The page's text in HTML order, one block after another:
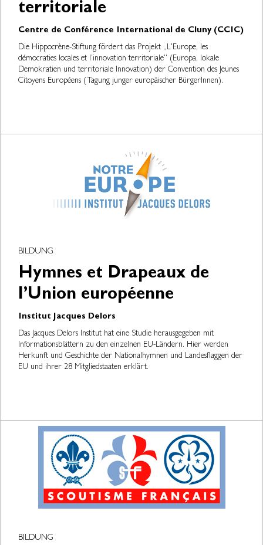
territoriale
Centre de Conférence International de Cluny (CCIC)
Die Hippocrène-Stiftung fördert das Projekt „L'Europe, les
démocraties locales et l’innovation territoriale“ (Europa, lokale
Demokratien und territoriale Innovation) der Convention des Jeunes
Citoyens Européens (Tagung junger europäischer BürgerInnen).
BILDUNG
Hymnes et Drapeaux de
l’Union européenne
Institut Jacques Delors
Das Jacques Delors Institut hat eine Studie herausgegeben mit
Informationsblättern zu den einzelnen EU-Ländern. Hier werden
Herkunft und Geschichte der Nationalhymnen und Landesflaggen der
EU und ihrer 28 Mitgliedstaaten erklärt.
BILDUNG